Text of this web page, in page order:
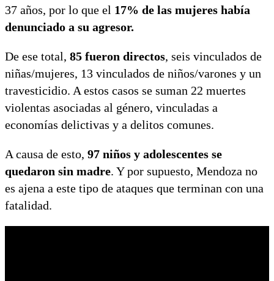
37 años, por lo que el 17% de las mujeres había
denunciado a su agresor.
De ese total, 85 fueron directos, seis vinculados de
niñas/mujeres, 13 vinculados de niños/varones y un
travesticidio. A estos casos se suman 22 muertes
violentas asociadas al género, vinculadas a
economías delictivas y a delitos comunes.
A causa de esto, 97 niños y adolescentes se
quedaron sin madre. Y por supuesto, Mendoza no
es ajena a este tipo de ataques que terminan con una
fatalidad.